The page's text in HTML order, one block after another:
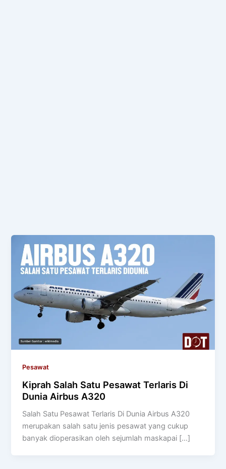
Pesawat
Kiprah Salah Satu Pesawat Terlaris Di
Dunia Airbus A320
Salah Satu Pesawat Terlaris Di Dunia Airbus A320
merupakan salah satu jenis pesawat yang cukup
banyak dioperasikan oleh sejumlah maskapai […]